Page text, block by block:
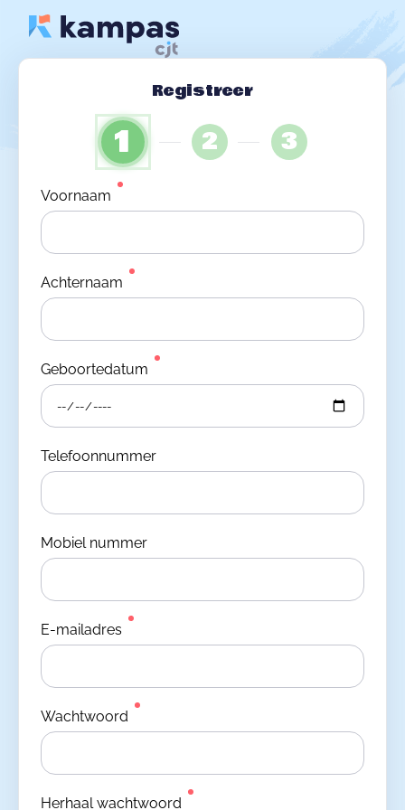
Registreer
1 2 3
Voornaam
Achternaam
Geboortedatum
Telefoonnummer
Mobiel nummer
E-mailadres
Wachtwoord
Herhaal wachtwoord